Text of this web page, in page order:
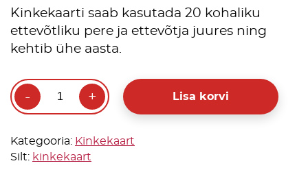
Kinkekaarti saab kasutada 20 kohaliku
ettevõtliku pere ja ettevõtja juures ning
kehtib ühe aasta.
Quantity
Lisa korvi
Kategooria: Kinkekaart
Silt: kinkekaart